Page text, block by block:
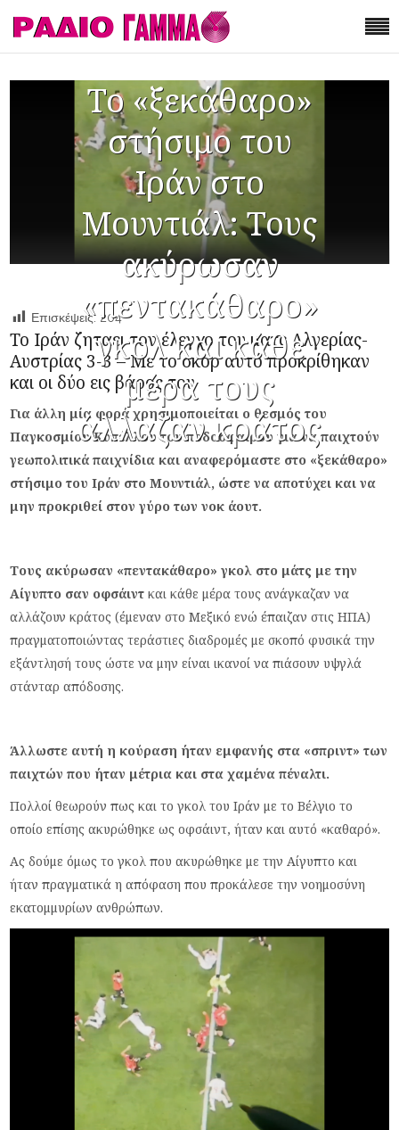
Το «ξεκάθαρο»
στήσιμο του
Ιράν στο
Μουντιάλ: Τους
ακύρωσαν
«πεντακάθαρο»
γκολ και κάθε
μέρα τους
άλλαζαν κράτος
Επισκέψεις: 204
Το Ιράν ζηταει τον έλεγχο του ματς Αλγερίας-
Αυστρίας 3-3 – Με το σκορ αυτό προκρίθηκαν
και οι δύο εις βάρος του
Για άλλη μία φορά χρησιμοποιείται ο θεσμός του
Παγκοσμίου Κυπέλλου του ποδοσφαίρου για να παιχτούν
γεωπολιτικά παιχνίδια και αναφερόμαστε στο «ξεκάθαρο»
στήσιμο του Ιράν στο Μουντιάλ, ώστε να αποτύχει και να
μην προκριθεί στον γύρο των νοκ άουτ.
Τους ακύρωσαν «πεντακάθαρο» γκολ στο μάτς με την
Αίγυπτο σαν οφσάιντ και κάθε μέρα τους ανάγκαζαν να
αλλάζουν κράτος (έμεναν στο Μεξικό ενώ έπαιζαν στις ΗΠΑ)
πραγματοποιώντας τεράστιες διαδρομές με σκοπό φυσικά την
εξάντλησή τους ώστε να μην είναι ικανοί να πιάσουν υψγλά
στάνταρ απόδοσης.
Άλλωστε αυτή η κούραση ήταν εμφανής στα «σπριντ» των
παιχτών που ήταν μέτρια και στα χαμένα πέναλτι.
Πολλοί θεωρούν πως και το γκολ του Ιράν με το Βέλγιο το
οποίο επίσης ακυρώθηκε ως οφσάιντ, ήταν και αυτό «καθαρό».
Ας δούμε όμως το γκολ που ακυρώθηκε με την Αίγυπτο και
ήταν πραγματικά η απόφαση που προκάλεσε την νοημοσύνη
εκατομμυρίων ανθρώπων.